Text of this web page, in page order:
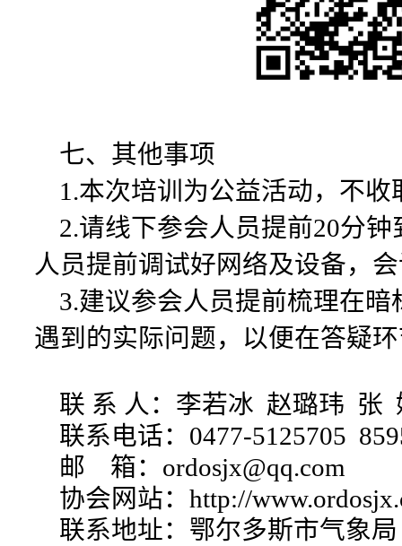
七、其他事项
1.本次培训为公益活动，不收
2.请线下参会人员提前20分钟
人员提前调试好网络及设备，
3.建议参会人员提前梳理在暗
遇到的实际问题，以便在答疑
联 系 人：李若冰 赵璐玮 张
联系电话：0477-5125705
邮 箱：ordosjx@qq.com
协会网站：http://
联系地址：鄂尔多斯市气象